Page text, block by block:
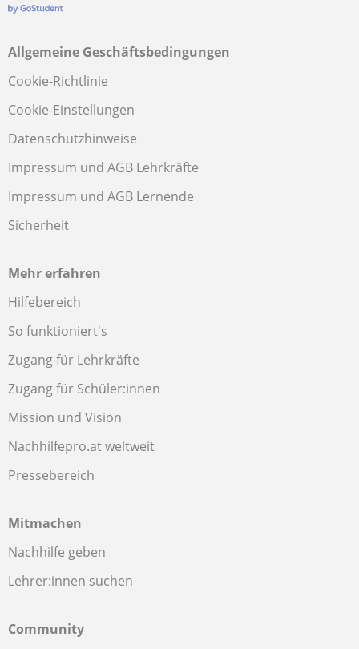
Allgemeine Geschäftsbedingungen
Cookie-Richtlinie
Cookie-Einstellungen
Datenschutzhinweise
Impressum und AGB Lehrkräfte
Impressum und AGB Lernende
Sicherheit
Mehr erfahren
Hilfebereich
So funktioniert's
Zugang für Lehrkräfte
Zugang für Schüler:innen
Mission und Vision
Nachhilfepro.at weltweit
Pressebereich
Mitmachen
Nachhilfe geben
Lehrer:innen suchen
Community